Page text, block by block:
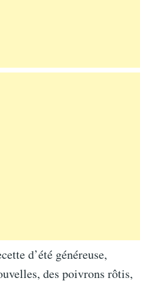
d’été généreuse,
des poivrons rôtis,